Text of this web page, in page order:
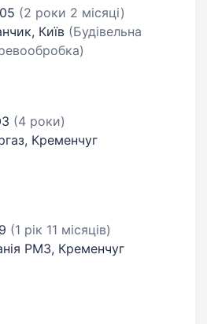
(2 роки 2 місяці)
Київ (Будівельна
(4 роки)
Кременчуг
(1 рік 11 місяців)
РМЗ, Кременчуг